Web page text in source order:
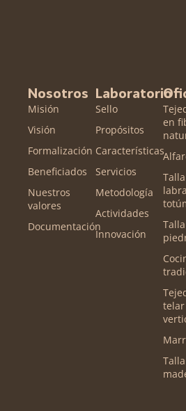
Nosotros
Misión
Visión
Formalización
Beneficiados
Nuestros
valores
Documentación
Laboratorio
Sello
Propósitos
Características
Servicios
Metodología
Actividades
Innovación
en
telar